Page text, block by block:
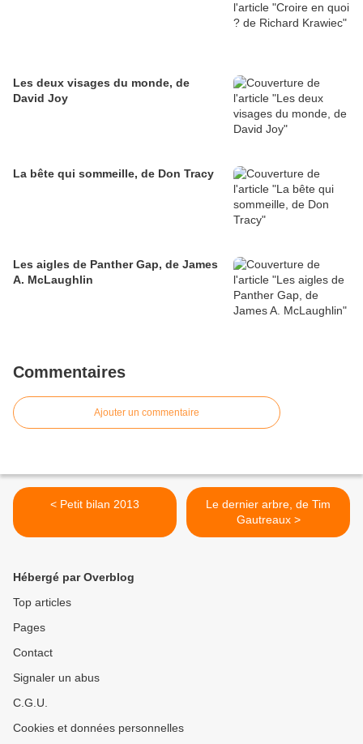
Les deux visages du monde, de
David Joy
La bête qui sommeille, de Don Tracy
Les aigles de Panther Gap, de James
A. McLaughlin
Commentaires
Ajouter un commentaire
< Petit bilan 2013
Le dernier arbre, de Tim
Gautreaux >
Hébergé par Overblog
Top articles
Pages
Contact
Signaler un abus
C.G.U.
Cookies et données personnelles